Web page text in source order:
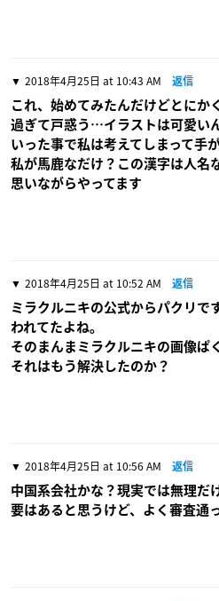
2018年4月25日 at 10:43 AM 返信
これ、始めてみたんだけどとにか
過ぎて戸惑う…イラストは可愛い
いった事で私は考えてしまって手
私が馬鹿なだけ？この漢字は人名
思いながらやってます
2018年4月25日 at 10:52 AM 返信
ミラクルニキの公式からパクリで
われてたよね。
そのまんまミラクルニキの画像ぱ
それはもう解決したのか？
2018年4月25日 at 10:56 AM 返信
中国系会社かな？現実では無理だ
要はあると思うけど、よく審査通